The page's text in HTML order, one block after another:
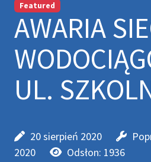
Featured
AWARIA
UL.
20 sierpień 2020
2020
Odsłon: 1936